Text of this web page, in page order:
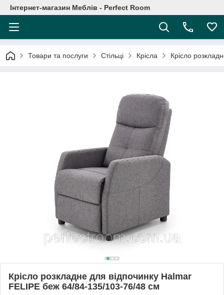
Інтернет-магазин Меблів - Perfect Room
Товари та послуги Стільці Крісла Крісло
Крісло розкладне для відпочинку Halmar
FELIPE беж 64/84-135/103-76/48 см